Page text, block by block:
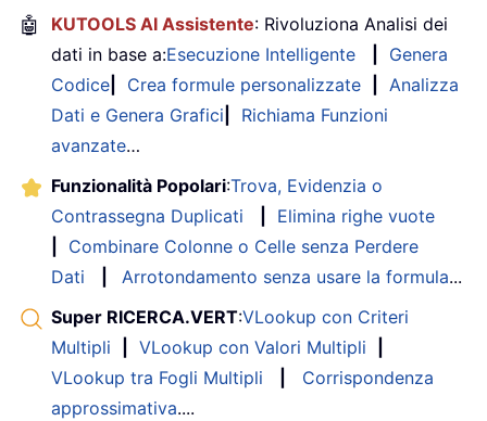
🤖 KUTOOLS AI Assistente: Rivoluziona Analisi dei
dati in base a:Esecuzione Intelligente
Genera
Codice
Crea formule personalizzate
Analizza
Dati e Genera Grafici
Richiama Funzioni
avanzate…
Funzionalità Popolari:Trova, Evidenzia o
Contrassegna Duplicati
Elimina righe vuote
Combinare Colonne o Celle senza Perdere
Dati
Arrotondamento senza usare la formula...
Super RICERCA.VERT:VLookup con Criteri
Multipli
VLookup con Valori Multipli
VLookup tra Fogli Multipli
Corrispondenza
approssimativa....